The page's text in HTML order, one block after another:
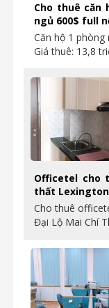
Cho thuê căn
ngủ 600$ full
Căn hộ 1
Giá thuê: 13,8
Officetel cho
thất
Cho thuê
Đại Lộ Mai Chí